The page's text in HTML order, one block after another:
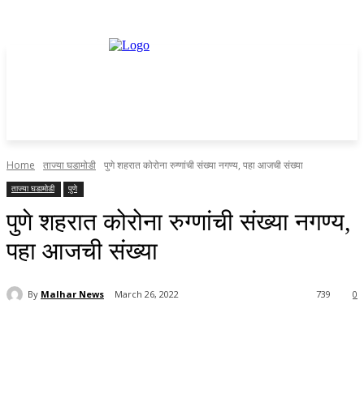
Home ताज्या घडामोडी पुणे शहरात कोरोना रुग्णांची संख्या नगण्य, पहा आजची संख्या
ताज्या घडामोडी पुणे
पुणे शहरात कोरोना रुग्णांची संख्या नगण्य,
पहा आजची संख्या
By Malhar News March 26, 2022 0
739